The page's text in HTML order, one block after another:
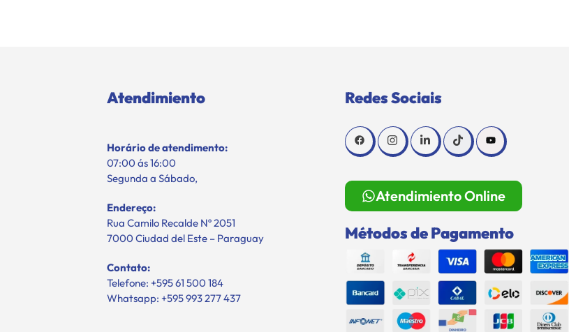
Atendimiento
Horário de atendimento:
07:00 ás 16:00
Segunda a Sábado,
Endereço:
Rua Camilo Recalde Nº 2051
7000 Ciudad del Este – Paraguay
Contato:
Telefone: +595 61 500 184
Whatsapp: +595 993 277 437
Redes Sociais
Atendimiento Online
Métodos de Pagamento